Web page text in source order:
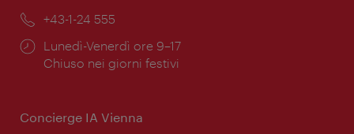
Telefono:
+43-1-24 555
Orari
di
Lunedì-Venerdì ore 9–17
Chiuso nei giorni festivi
Concierge IA Vienna